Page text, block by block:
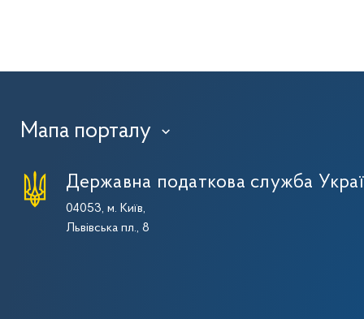
Мапа порталу ›
Державна податкова служба
04053, м. Київ,
Львівська пл., 8